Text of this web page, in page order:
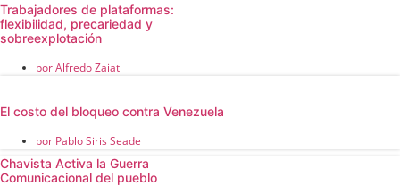
Trabajadores de plataformas:
flexibilidad, precariedad y
sobreexplotación
porAlfredo Zaiat
El costo del bloqueo contra Venezuela
por Pablo Siris Seade
Chavista Activa la Guerra
Comunicacional del pueblo